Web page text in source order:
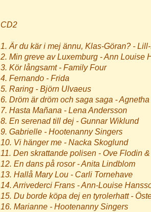
CD2
1. Är du kär i mej ännu, Klas-Göran? -
2. Min greve av Luxemburg - Ann Louise
3. Kör långsamt - Family Four
4. Fernando - Frida
5. Raring - Björn Ulvaeus
6. Dröm är dröm och saga saga -
7. Hasta Mañana - Lena Andersson
8. En serenad till dej - Gunnar Wiklund
9. Gabrielle - Hootenanny Singers
10. Vi hänger me - Nacka Skoglund
11. Den skrattande polisen - Ove Flodin
12. En dans på rosor - Anita Lindblom
13. Hallå Mary Lou - Carli Tornehave
14. Arrivederci Frans - Ann-Louise
15. Du borde köpa dej en tyrolerhatt -
16. Marianne - Hootenanny Singers